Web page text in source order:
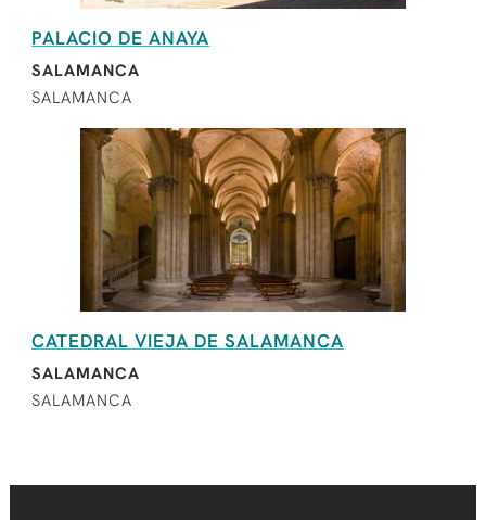
PALACIO DE ANAYA
SALAMANCA
SALAMANCA
CATEDRAL VIEJA DE SALAMANCA
SALAMANCA
SALAMANCA